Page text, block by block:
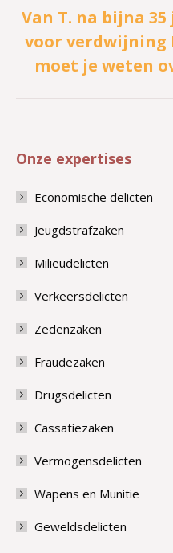
Van T. na bijna
voor verdwijning
moet je weten
Onze expertises
Economische delicten
Jeugdstrafzaken
Milieudelicten
Verkeersdelicten
Zedenzaken
Fraudezaken
Drugsdelicten
Cassatiezaken
Vermogensdelicten
Wapens en Munitie
Geweldsdelicten